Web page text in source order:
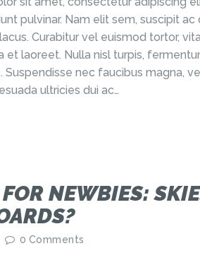
pulvinar. Nam elit sem, suscipit
Curabitur vel euismod tortor,
et laoreet. Nulla nisl turpis,
Suspendisse nec faucibus magna,
ultricies dui ac…
NEWBIES:
0 Comments